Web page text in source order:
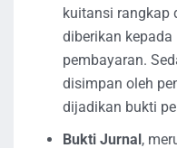
kuitansi rangkap
diberikan
pembayaran.
disimpan oleh
dijadikan bukti
Bukti Jurnal,